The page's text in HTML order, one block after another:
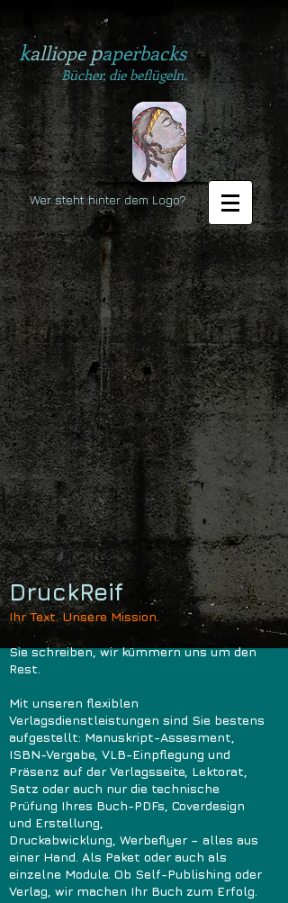
kalliope paperbacks
Bücher, die beflügeln.
Wer steht hinter dem Logo?
DruckReif
Ihr Text. Unsere Mission.
Sie schreiben, wir kümmern uns um den
Rest.
Mit unseren flexiblen
Verlagsdienstleistungen sind Sie bestens
aufgestellt: Manuskript-Assesment,
ISBN-Vergabe, VLB-Einpflegung und
Präsenz auf der Verlagsseite, Lektorat,
Satz oder auch nur die technische
Prüfung Ihres Buch-PDFs, Coverdesign
und Erstellung,
Druckabwicklung, Werbeflyer – alles aus
einer Hand. Als Paket oder auch als
einzelne Module. Ob Self-Publishing oder
Verlag, wir machen Ihr Buch zum Erfolg.